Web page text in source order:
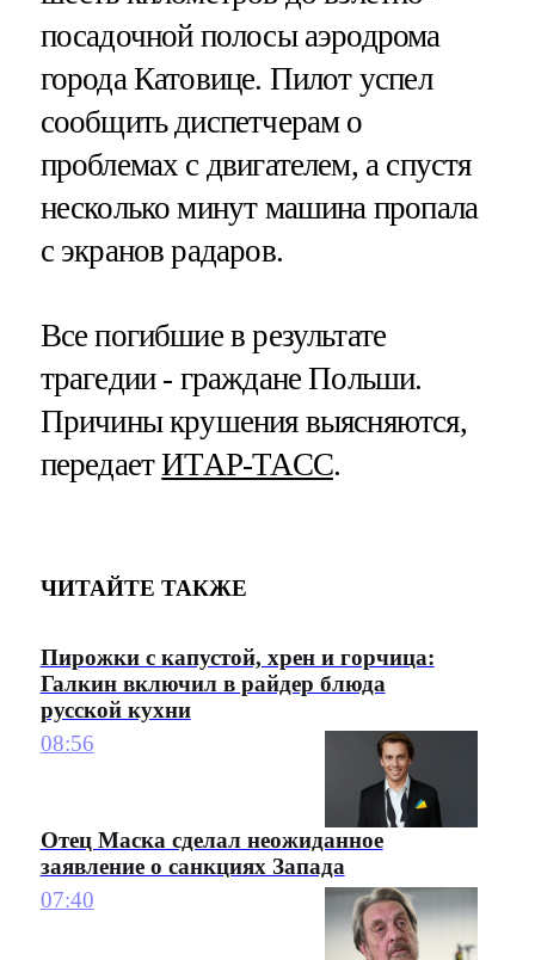
посадочной полосы аэродрома
города Катовице. Пилот успел
сообщить диспетчерам о
проблемах с двигателем, а спустя
несколько минут машина пропала
с экранов радаров.
Все погибшие в результате
трагедии - граждане Польши.
Причины крушения выясняются,
передаетИТАР-ТАСС.
ЧИТАЙТЕ ТАКЖЕ
Пирожки с капустой, хрен и горчица:
Галкин включил в райдер блюда
русской кухни
08:56
Отец Маска сделал неожиданное
заявление о санкциях Запада
07:40